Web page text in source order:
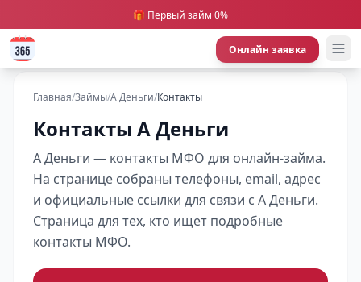
🎁 Первый займ 0%
Онлайн заявка
Главная/Займы/А Деньги/Контакты
Контакты А Деньги
А Деньги — контакты МФО для онлайн-займа.
На странице собраны телефоны, email, адрес
и официальные ссылки для связи с А Деньги.
Страница для тех, кто ищет подробные
контакты МФО.